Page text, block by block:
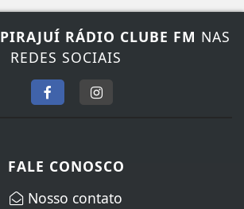
PIRAJUÍ RÁDIO CLUBE FM NAS
REDES SOCIAIS
FALE CONOSCO
Nosso contato